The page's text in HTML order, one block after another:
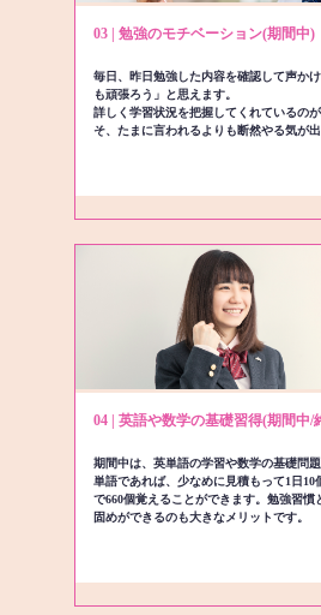
03 | 勉強のモチベーション(期間中)
毎日、昨日勉強した内容を確認して声か
も頑張ろう」と思えます。
詳しく学習状況を把握してくれているの
そ、たまに言われるよりも断然やる気が出
04 | 英語や数学の基礎習得(期間中/
期間中は、英単語の学習や数学の基礎問
単語であれば、少なめに見積もって1日10
で660個覚えることができます。勉強習慣
固めができるのも大きなメリットです。